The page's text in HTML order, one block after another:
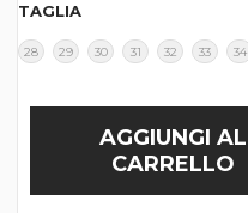
TAGLIA
28 29 30 31 32 33 34
AGGIUNGI AL
CARRELLO